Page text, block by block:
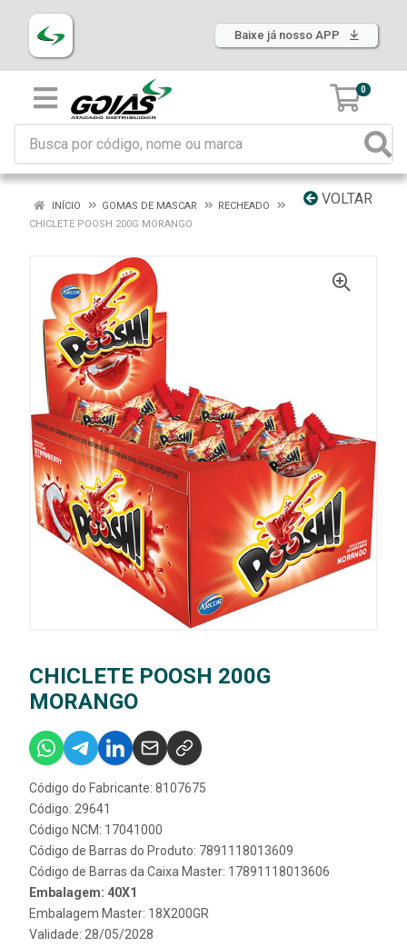
Baixe já nosso APP
0
VOLTAR
INÍCIO GOMAS DE MASCAR
RECHEADO
CHICLETE POOSH 200G MORANGO
CHICLETE POOSH 200G
MORANGO
Código do Fabricante: 8107675
Código: 29641
Código NCM: 17041000
Código de Barras do Produto: 7891118013609
Código de Barras da Caixa Master: 17891118013606
Embalagem: 40X1
Embalagem Master: 18X200GR
Validade: 28/05/2028